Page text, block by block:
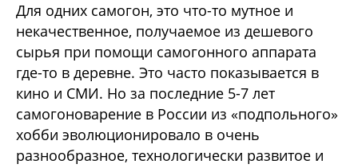
Для одних самогон, это что-то мутное и
некачественное, получаемое из дешевого
сырья при помощи самогонного аппарата
где-то в деревне. Это часто показывается в
кино и СМИ. Но за последние 5-7 лет
самогоноварение в России из «подпольного»
хобби эволюционировало в очень
разнообразное, технологически развитое и